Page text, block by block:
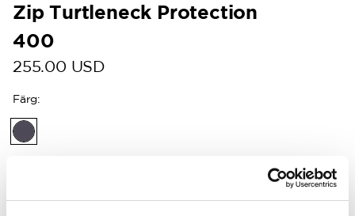
Zip Turtleneck Protection
400
255.00 USD
Färg: